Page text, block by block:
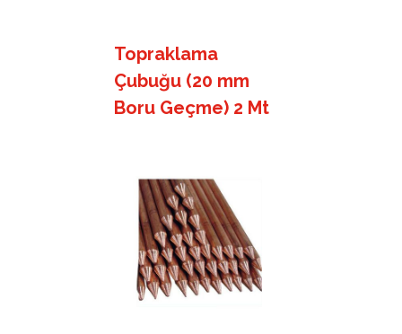
Topraklama
Çubuğu (20 mm
Boru Geçme) 2 Mt